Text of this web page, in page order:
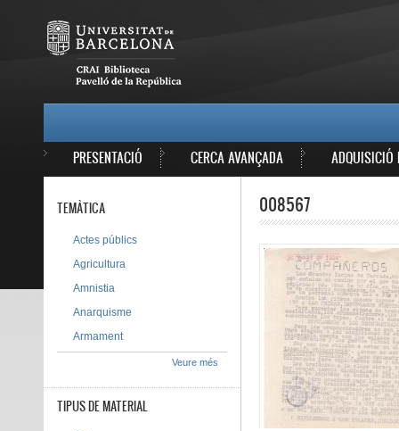
PRESENTACIÓ CERCA AVANÇADA ADQUISICIÓ
008567
TEMÀTICA
Actes públics
Agricultura
Amnistia
Anarquisme
Armament
Veure més
TIPUS DE MATERIAL